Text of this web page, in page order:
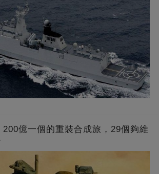
億一個的重裝合成旅，29個夠維